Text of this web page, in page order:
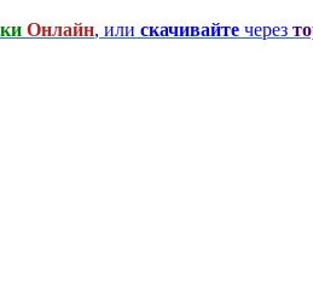
Онлайн, или скачивайте через